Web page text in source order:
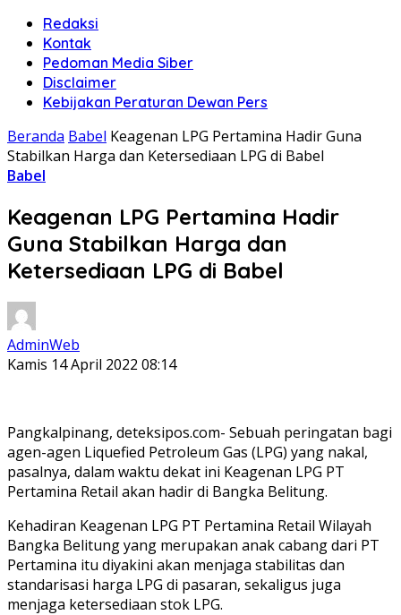
Redaksi
Kontak
Pedoman Media Siber
Disclaimer
Kebijakan Peraturan Dewan Pers
Beranda Babel Keagenan LPG Pertamina Hadir Guna
Stabilkan Harga dan Ketersediaan LPG di Babel
Babel
Keagenan LPG Pertamina Hadir
Guna Stabilkan Harga dan
Ketersediaan LPG di Babel
AdminWeb
Kamis 14 April 2022 08:14
Pangkalpinang, deteksipos.com- Sebuah peringatan bagi
agen-agen Liquefied Petroleum Gas (LPG) yang nakal,
pasalnya, dalam waktu dekat ini Keagenan LPG PT
Pertamina Retail akan hadir di Bangka Belitung.
Kehadiran Keagenan LPG PT Pertamina Retail Wilayah
Bangka Belitung yang merupakan anak cabang dari PT
Pertamina itu diyakini akan menjaga stabilitas dan
standarisasi harga LPG di pasaran, sekaligus juga
menjaga ketersediaan stok LPG.